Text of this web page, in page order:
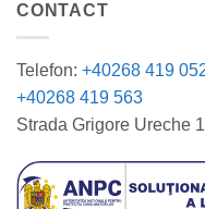
CONTACT
Telefon: +40268 419
+40268 419 563
Strada Grigore Ureche